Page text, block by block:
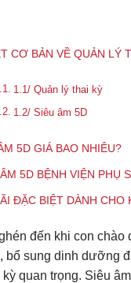
CƠ BẢN VỀ QUẢN LÝ
1.1/ Quản lý thai kỳ
1.2/ Siêu âm 5D
5D GIÁ BAO NHIÊU?
5D BỆNH VIỆN PHỤ
ĐẶC BIỆT DÀNH CHO
đến khi con chào
bổ sung dinh dưỡng
quan trọng. Siêu